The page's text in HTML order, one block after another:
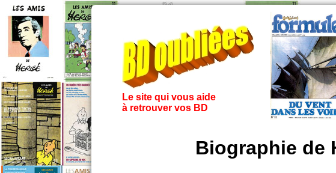
Le site qui vous aide
à retrouver vos BD
Biographie de